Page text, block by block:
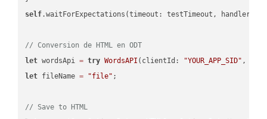
self.waitForExpectations(timeout: testTimeout, handler:
// Conversion de HTML en ODT
let wordsApi = try WordsAPI (clientId: "YOUR_APP_SID" ,
let fileName = "file" ;
// Save to HTML